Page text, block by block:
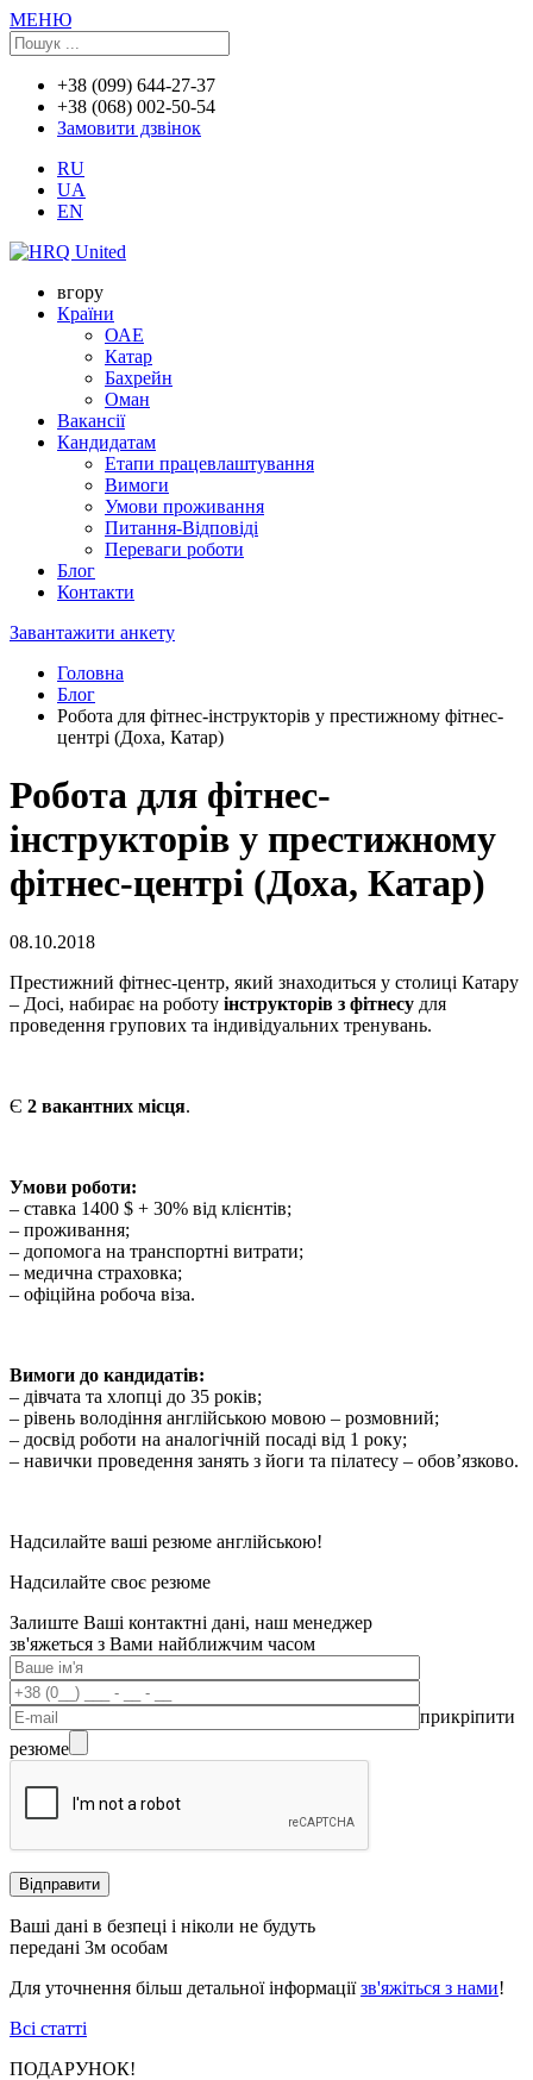
МЕНЮ
+38 (099) 644-27-37
+38 (068) 002-50-54
Замовити дзвінок
RU
UA
EN
вгору
Країни
ОАЕ
Катар
Бахрейн
Оман
Вакансії
Кандидатам
Етапи працевлаштування
Вимоги
Умови проживання
Питання-Відповіді
Переваги роботи
Блог
Контакти
Завантажити анкету
Головна
Блог
Робота для фітнес-інструкторів у престижному фітнес-
центрі (Доха, Катар)
Робота для фітнес-
інструкторів у престижному
фітнес-центрі (Доха, Катар)
08.10.2018
Престижний фітнес-центр, який знаходиться у столиці Катару
– Досі, набирає на роботу інструкторів з фітнесу для
проведення групових та індивідуальних тренувань.
Є 2 вакантних місця.
Умови роботи:
– ставка 1400 $ + 30% від клієнтів;
– проживання;
– допомога на транспортні витрати;
– медична страховка;
– офіційна робоча віза.
Вимоги до кандидатів:
– дівчата та хлопці до 35 років;
– рівень володіння англійською мовою – розмовний;
– досвід роботи на аналогічній посаді від 1 року;
– навички проведення занять з йоги та пілатесу – обов’язково.
Надсилайте ваші резюме англійською!
Надсилайте своє резюме
Залиште Ваші контактні дані, наш менеджер
зв'яжеться з Вами найближчим часом
прикріпити
резюме
Ваші дані в безпеці і ніколи не будуть
передані 3м особам
Для уточнення більш детальної інформаціїзв'яжіться з нами!
Всі статті
ПОДАРУНОК!